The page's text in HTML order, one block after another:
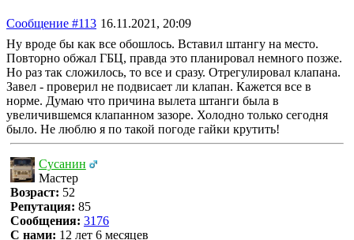
Сообщение #113 16.11.2021, 20:09
Ну вроде бы как все обошлось. Вставил штангу на место.
Повторно обжал ГБЦ, правда это планировал немного позже.
Но раз так сложилось, то все и сразу. Отрегулировал клапана.
Завел - проверил не подвисает ли клапан. Кажется все в
норме. Думаю что причина вылета штанги была в
увеличившемся клапанном зазоре. Холодно только сегодня
было. Не люблю я по такой погоде гайки крутить!
Сусанин
Мастер
Возраст: 52
Репутация: 85
Сообщения: 3176
С нами: 12 лет 6 месяцев